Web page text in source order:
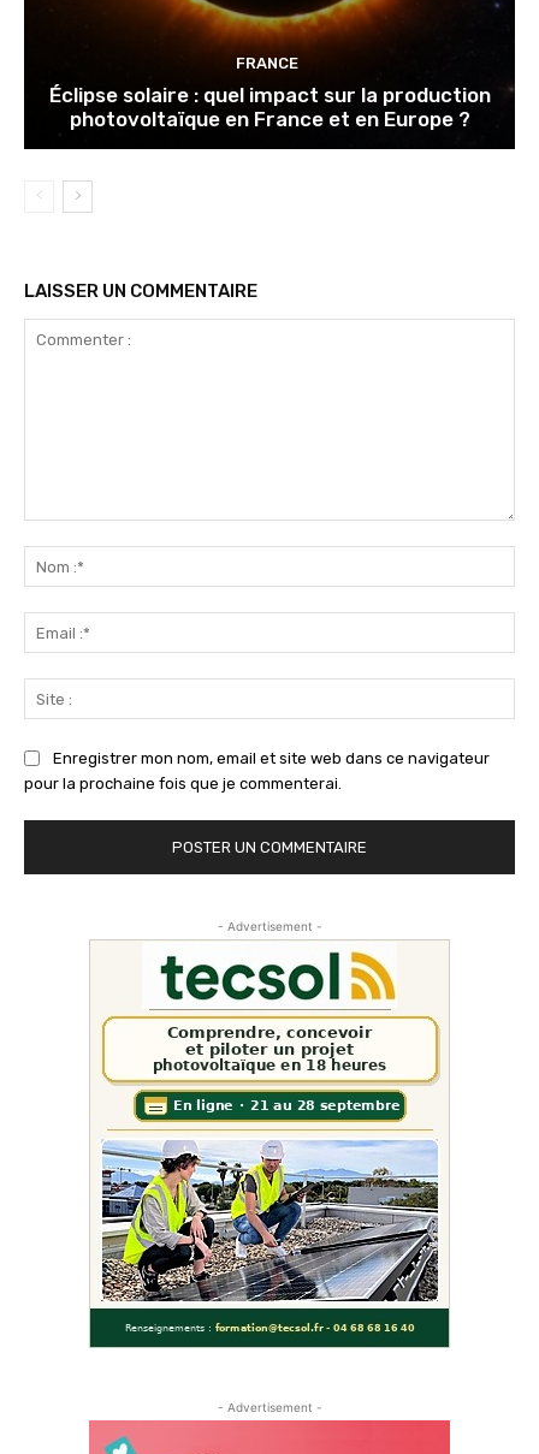
FRANCE
Éclipse solaire : quel impact sur la production
photovoltaïque en France et en Europe ?
LAISSER UN COMMENTAIRE
:*
:*
:
Enregistrer mon nom, email et site web dans ce navigateur
pour la prochaine fois que je commenterai.
- Advertisement -
- Advertisement -